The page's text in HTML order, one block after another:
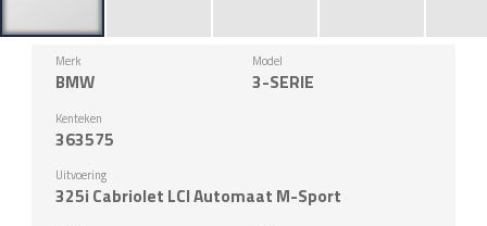
Merk
BMW
Model
3-SERIE
Kenteken
363575
Uitvoering
325i Cabriolet LCI Automaat M-Sport